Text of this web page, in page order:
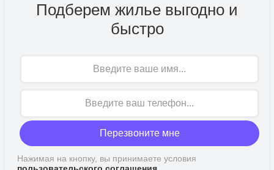
Подберем жилье выгодно и
быстро
Перезвоните мне
Нажимая на кнопку, вы принимаете условия